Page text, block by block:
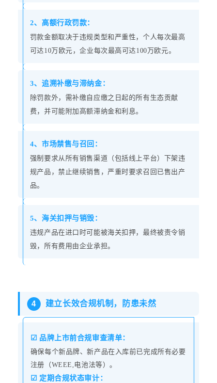
2、高额行政罚款：
罚款金额取决于违规类型和严重性，个人每次最高
可达10万欧元，企业每次最高可达100万欧元。
3、追溯补缴与滞纳金：
除罚款外，需补缴自应缴之日起的所有生态贡献
费，并可能附加高额滞纳金和利息。
4、市场禁售与召回：
强制要求从所有销售渠道（包括线上平台）下架违
规产品，禁止继续销售，严重时要求召回已售出产
品。
5、海关扣押与销毁：
违规产品在进口时可能被海关扣押，最终被责令销
毁，所有费用由企业承担。
4 建立长效合规机制，防患未然
☑ 品牌上市前合规审查清单：
确保每个新品牌、新产品在入库前已完成所有必要
注册（WEEE,电池法等）。
☑ 定期合规状态审计：